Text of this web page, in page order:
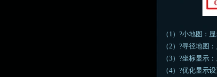
（1）?小地图：
（2）?寻径地图
（3）?坐标显示
（4）?优化显示